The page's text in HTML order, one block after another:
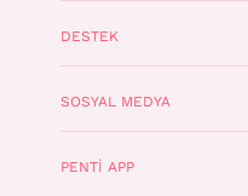
DESTEK
SOSYAL MEDYA
PENTI APP